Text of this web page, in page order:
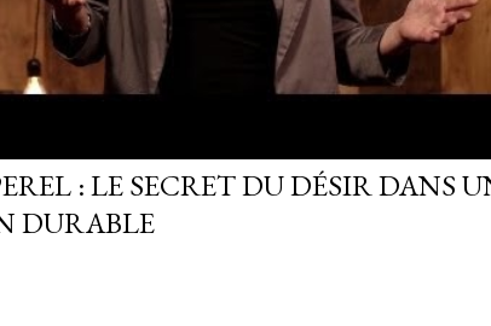
: LE SECRET DU DÉSIR DANS
DURABLE